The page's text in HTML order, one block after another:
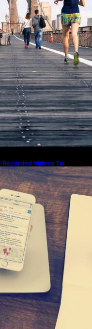
Recorded Videos To